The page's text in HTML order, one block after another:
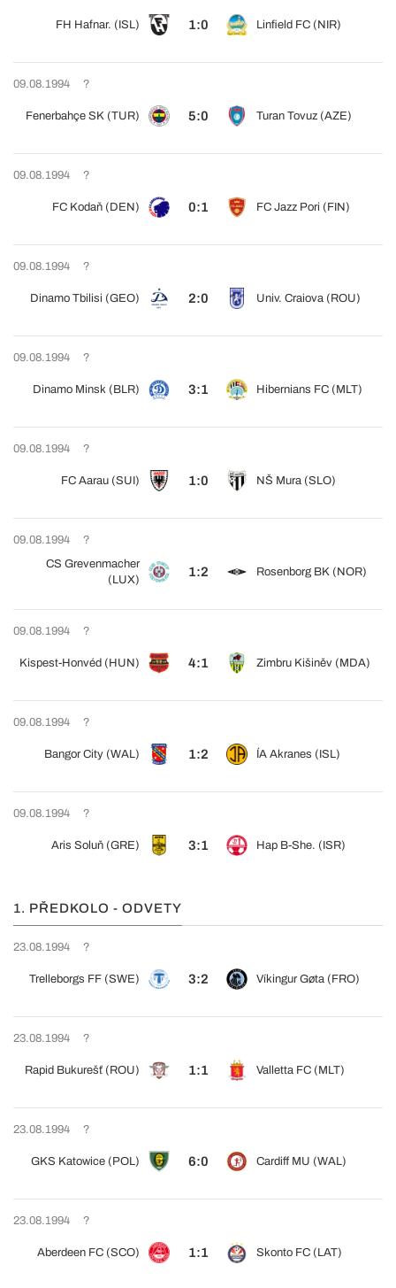
FH Hafnar. (ISL) 1:0 Linfield FC (NIR)
09.08.1994 ?
Fenerbahçe SK (TUR) 5:0 Turan Tovuz (AZE)
09.08.1994 ?
FC Kodaň (DEN) 0:1 FC Jazz Pori (FIN)
09.08.1994 ?
Dinamo Tbilisi (GEO) 2:0 Univ. Craiova (ROU)
09.08.1994 ?
Dinamo Minsk (BLR) 3:1 Hibernians FC (MLT)
09.08.1994 ?
FC Aarau (SUI) 1:0 NŠ Mura (SLO)
09.08.1994
?
CS Grevenmacher
(LUX)
1:2 Rosenborg BK (NOR)
09.08.1994 ?
Kispest-Honvéd (HUN) 4:1 Zimbru Kišiněv (MDA)
09.08.1994 ?
Bangor City (WAL) 1:2 ÍA Akranes (ISL)
09.08.1994 ?
Aris Soluň (GRE) 3:1 Hap B-She. (ISR)
1. PŘEDKOLO - ODVETY
23.08.1994 ?
Trelleborgs FF (SWE) 3:2 Víkingur Gøta (FRO)
23.08.1994 ?
Rapid Bukurešť (ROU) 1:1 Valletta FC (MLT)
23.08.1994 ?
GKS Katowice (POL) 6:0 Cardiff MU (WAL)
23.08.1994 ?
Aberdeen FC (SCO) 1:1 Skonto FC (LAT)